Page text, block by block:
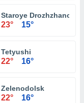
Staroye Drozhzhanoye
23° 15°
Tetyushi
22° 16°
Zelenodolsk
22° 16°